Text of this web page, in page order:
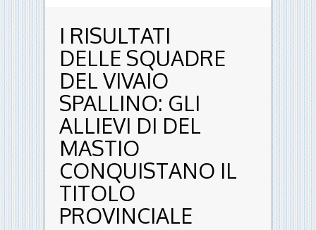
I RISULTATI
DELLE SQUADRE
DEL VIVAIO
SPALLINO: GLI
ALLIEVI DI DEL
MASTIO
CONQUISTANO IL
TITOLO
PROVINCIALE